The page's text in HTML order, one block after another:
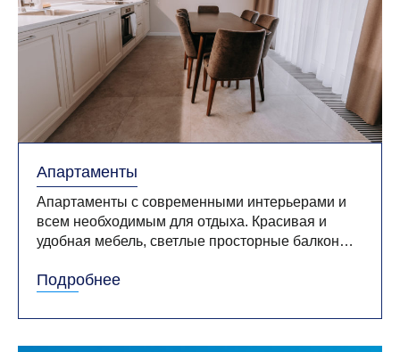
Апартаменты
Апартаменты с современными интерьерами и
всем необходимым для отдыха. Красивая и
удобная мебель, светлые просторные балконы,
техника и сплит-системы в каждом номере – всё
Подробнее